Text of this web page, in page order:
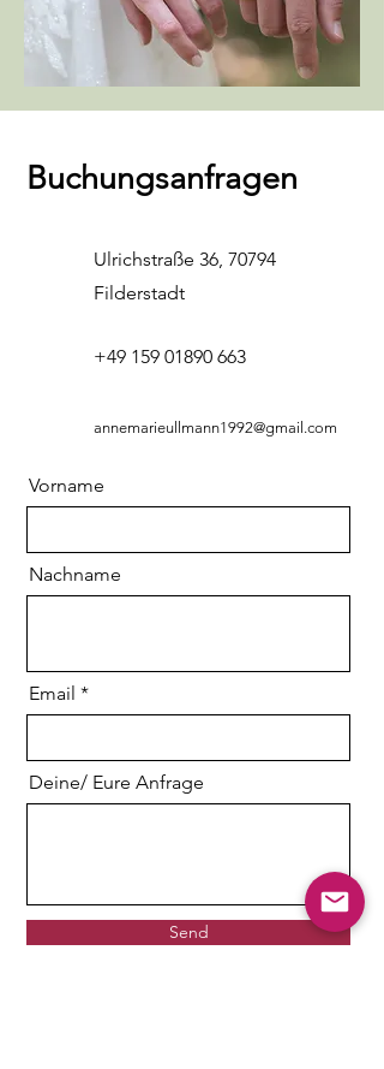
Buchungsanfragen
Ulrichstraße 36, 70794
Filderstadt
+49 159 01890 663
annemarieullmann1992@gmail.com
Vorname
Nachname
Email
Deine/ Eure Anfrage
Send